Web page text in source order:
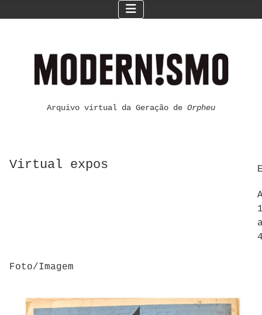
Arquivo virtual da Geração de Orpheu
Virtual expos
Foto/Imagem